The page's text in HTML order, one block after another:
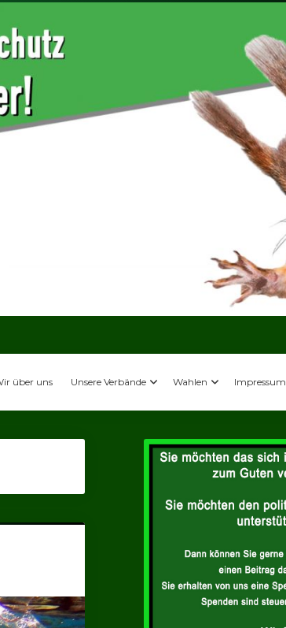
über uns Unsere Verbände Wahlen Impressum